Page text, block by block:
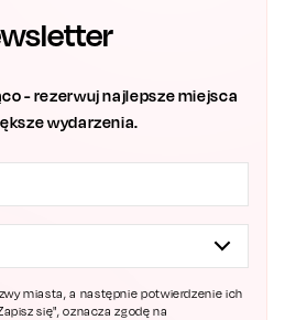
- rezerwuj najlepsze miejsca
wydarzenia.
miasta, a następnie potwierdzenie ich
się", oznacza zgodę na